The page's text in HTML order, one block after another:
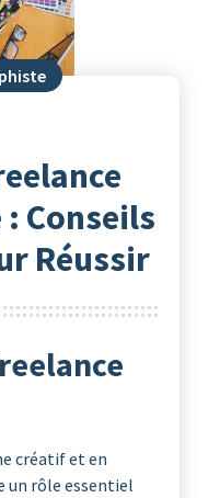
Conseils
Réussir
créatif et en
un rôle essentiel